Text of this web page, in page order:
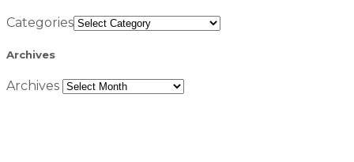
Categories
Archives
Archives